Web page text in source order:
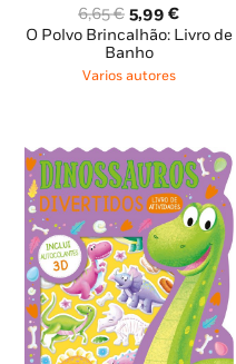
6,65€ O
preço
original
era:
5,99€O
preço
O Polvo Brincalhão: Livro de
Banho
Varios autores